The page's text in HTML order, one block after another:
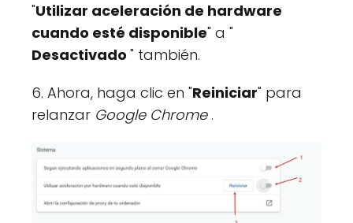
"Utilizar aceleración de hardware
cuando esté disponible" a "
Desactivado " también.
6. Ahora, haga clic en "Reiniciar" para
relanzar Google Chrome.